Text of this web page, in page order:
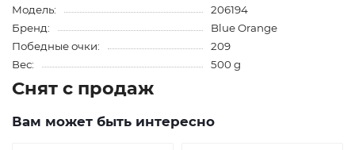
Модель:
206194
Бренд:
Blue Orange
Победные очки:
209
Вес:
500 g
Снят с продаж
Вам может быть интересно